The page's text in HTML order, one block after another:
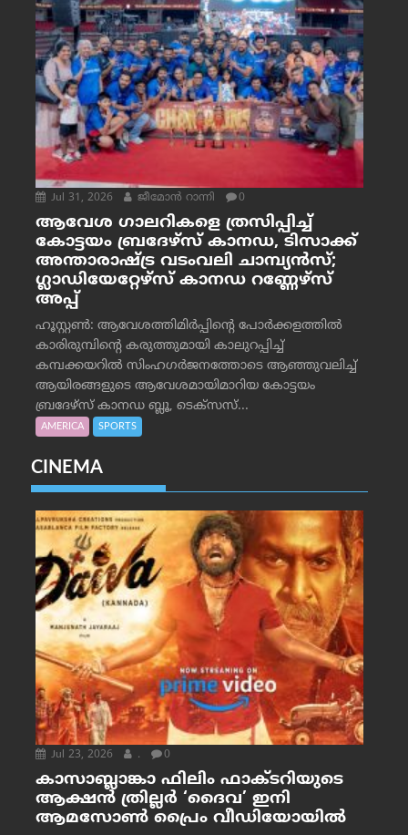
Jul 31, 2026 ജീമോന്‍ റാന്നി 0
ആവേശ ഗാലറികളെ ത്രസിപ്പിച്ച്
കോട്ടയം ബ്രദേഴ്‌സ് കാനഡ, ടിസാക്ക്
അന്താരാഷ്ട്ര വടംവലി ചാമ്പ്യന്‍സ്;
ഗ്ലാഡിയേറ്റേഴ്‌സ് കാനഡ റണ്ണേഴ്‌സ്
അപ്പ്
ഹൂസ്റ്റണ്‍: ആവേശത്തിമിര്‍പ്പിന്റെ പോര്‍ക്കളത്തില്‍
കാരിരുമ്പിന്റെ കരുത്തുമായി കാലുറപ്പിച്ച്
കമ്പക്കയറില്‍ സിംഹഗര്‍ജനത്തോടെ ആഞ്ഞുവലിച്ച്
ആയിരങ്ങളുടെ ആവേശമായിമാറിയ കോട്ടയം
ബ്രദേഴ്‌സ് കാനഡ ബ്ലൂ, ടെക്‌സസ്...
AMERICA SPORTS
CINEMA
Jul 23, 2026 . 0
കാസാബ്ലാങ്കാ ഫിലിം ഫാക്ടറിയുടെ
ആക്ഷൻ ത്രില്ലർ ‘ദൈവ’ ഇനി
ആമസോൺ പ്രൈം വീഡിയോയിൽ